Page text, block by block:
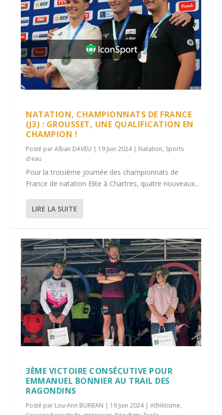
NATATION, CHAMPIONNATS DE FRANCE
(J3) : GROUSSET, UNE QUALIFICATION EN
CHAMPION !
Posté parAlban DAVEU | 19 Juin 2024| Natation, Sports
d'eau
Pour la troisième journée des championnats de
France de natation Elite à Chartres, quatre nouveaux...
LIRE LA SUITE
3ÈME VICTOIRE CONSÉCUTIVE POUR
EMMANUEL BONNIER AU TRAIL DES
RAGONDINS
Posté par Lou-Ann BURBAN | 19 Juin 2024|Athlétisme,